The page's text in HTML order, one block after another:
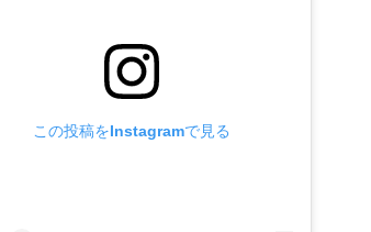
この投稿をInstagramで見る